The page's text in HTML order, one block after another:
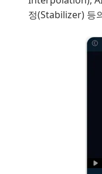
정(Stabilizer) 등